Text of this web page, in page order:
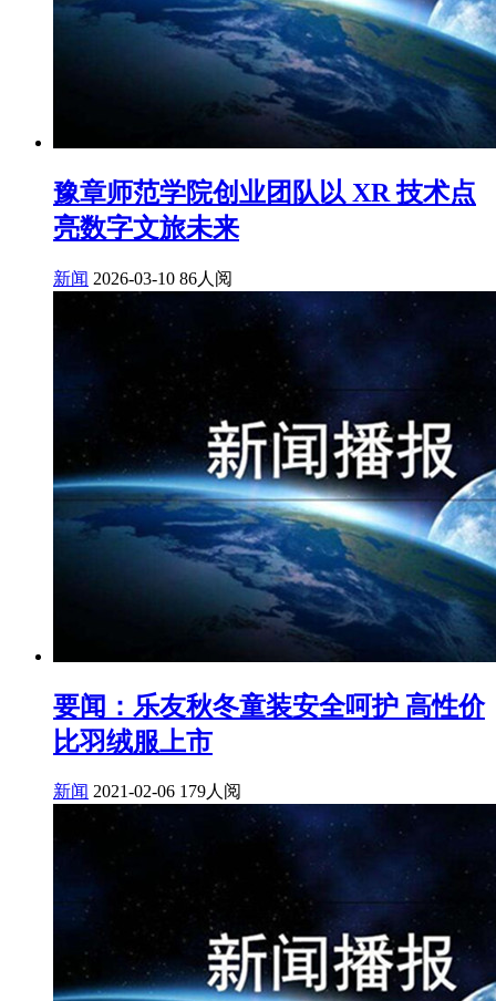
豫章师范学院创业团队以 XR 技术点
亮数字文旅未来
新闻 2026-03-10 86人阅
要闻：乐友秋冬童装安全呵护 高性价
比羽绒服上市
新闻 2021-02-06 179人阅